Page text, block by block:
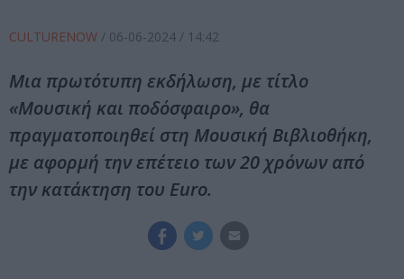
CULTURENOW / 06-06-2024 / 14:42
Μια πρωτότυπη εκδήλωση, με τίτλο
«Μουσική και ποδόσφαιρο», θα
πραγματοποιηθεί στη Μουσική Βιβλιοθήκη,
με αφορμή την επέτειο των 20 χρόνων από
την κατάκτηση του Euro.